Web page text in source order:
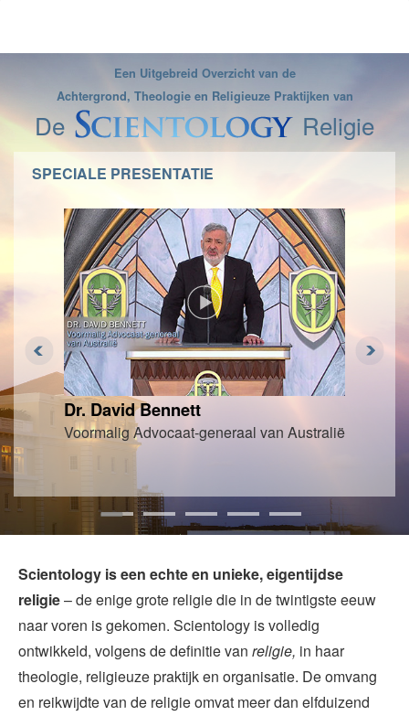
Een Uitgebreid Overzicht van de
Achtergrond, Theologie en Religieuze Praktijken van
De Religie
SPECIALE PRESENTATIE
Dr. David Bennett
Voormalig Advocaat‑generaal van Australië
Scientology is een echte en unieke, eigentijdse
religie– de enige grote religie die in de twintigste eeuw
naar voren is gekomen. Scientology is volledig
ontwikkeld, volgens de definitie van religie, in haar
theologie, religieuze praktijk en organisatie. De omvang
en reikwijdte van de religie omvat meer dan elfduizend